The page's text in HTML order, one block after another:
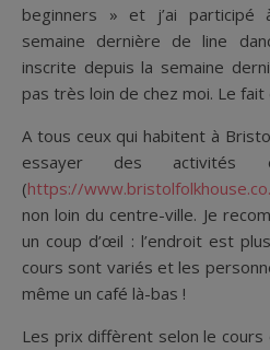
beginners » et j’ai
semaine dernière de line
inscrite depuis la semaine
pas très loin de chez moi. Le
A tous ceux qui habitent à
essayer des
(https://
non loin du centre-ville. Je
un coup d’œil : l’endroit est
cours sont variés et les
même un café là-bas !
Les prix diffèrent selon le